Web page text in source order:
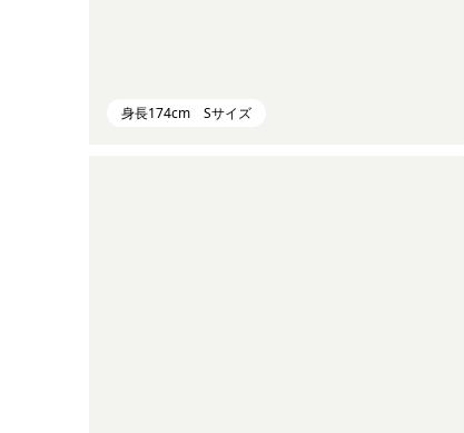
身長174cm Sサイズ